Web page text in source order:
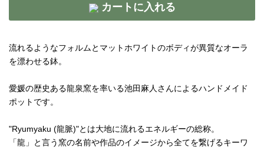
カートに入れる
流れるようなフォルムとマットホワイトのボディが異質なオーラ
を漂わせる鉢。
愛媛の歴史ある龍泉窯を率いる池田麻人さんによるハンドメイド
ポットです。
"Ryumyaku (龍脈)"とは大地に流れるエネルギーの総称。
「龍」と言う窯の名前や作品のイメージから全てを繋げるキーワ